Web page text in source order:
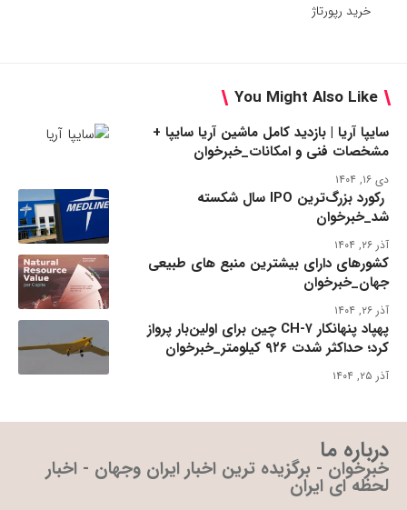
خرید رپورتاژ
You Might Also Like
سایپا آریا | بازدید کامل ماشین آریا سایپا +
مشخصات فنی و امکانات_خبرخوان
دی ۱۶, ۱۴۰۴
رکورد بزرگ‌ترین IPO سال شکسته
شد_خبرخوان
آذر ۲۶, ۱۴۰۴
کشورهای دارای بیشترین منبع های طبیعی
جهان_خبرخوان
آذر ۲۶, ۱۴۰۴
پهپاد پنهانکار CH-۷ چین برای اولین‌بار پرواز
کرد؛ حداکثر شدت ۹۲۶ کیلومتر_خبرخوان
آذر ۲۵, ۱۴۰۴
درباره ما
خبرخوان - برگزیده ترین اخبار ایران وجهان - اخبار
لحظه ای ایران